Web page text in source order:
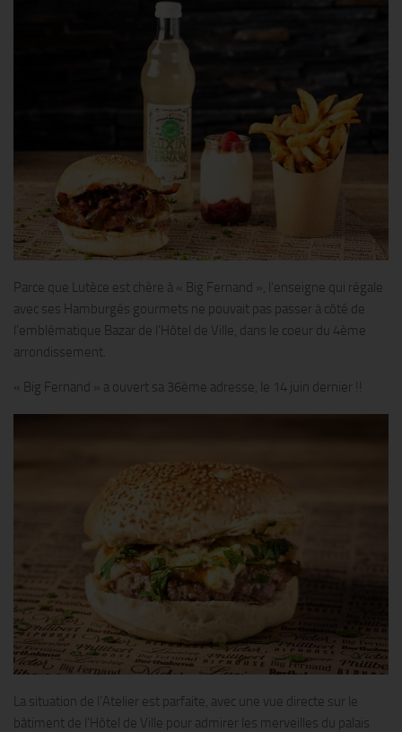
Parce que Lutèce est chère à « Big Fernand », l’enseigne qui régale
avec ses Hamburgés gourmets ne pouvait pas passer à côté de
l’emblématique Bazar de l’Hôtel de Ville, dans le coeur du 4ème
arrondissement.
« Big Fernand » a ouvert sa 36ème adresse, le 14 juin dernier !!
La situation de l’Atelier est parfaite, avec une vue directe sur le
bâtiment de l’Hôtel de Ville pour admirer les merveilles du palais